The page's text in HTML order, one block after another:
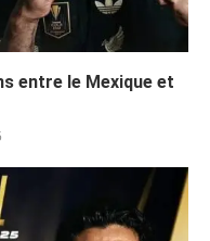
entre le Mexique et